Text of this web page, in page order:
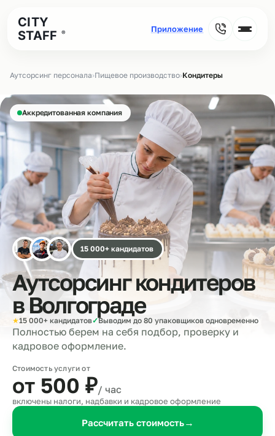
CITY
STAFF
®
Аутсорсинг персонала›Пищевое производство›Кондитеры
Аккредитованная компания
15 000+ кандидатов
Аутсорсинг кондитеров
вВолгограде
★15 000+ кандидатов✓Выводим до 80 упаковщиков одновременно
Полностью берем на себя подбор, проверку и
кадровое оформление.
Стоимость услуги от
от 500 ₽/ час
включены налоги, надбавки и кадровое оформление
Рассчитать стоимость→